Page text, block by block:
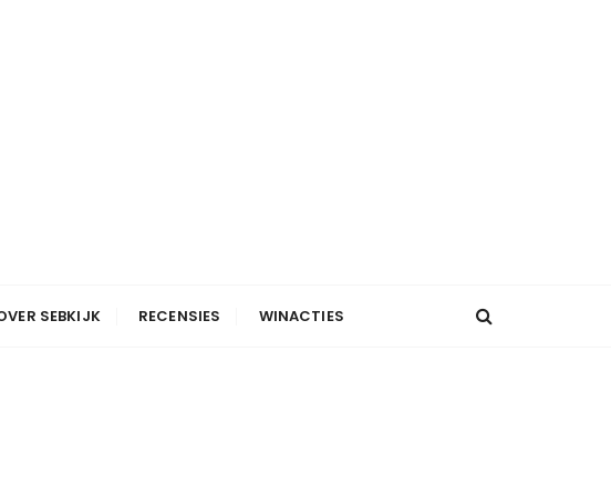
SEBKIJK RECENSIES WINACTIES